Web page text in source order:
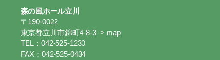
森の風ホール立川
〒190-0022
東京都立川市錦町4-8-3 > map
TEL：042-525-1230
FAX：042-525-0434